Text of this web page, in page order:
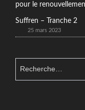
pour le
Suffren – Tranche 2
25 mars 2023